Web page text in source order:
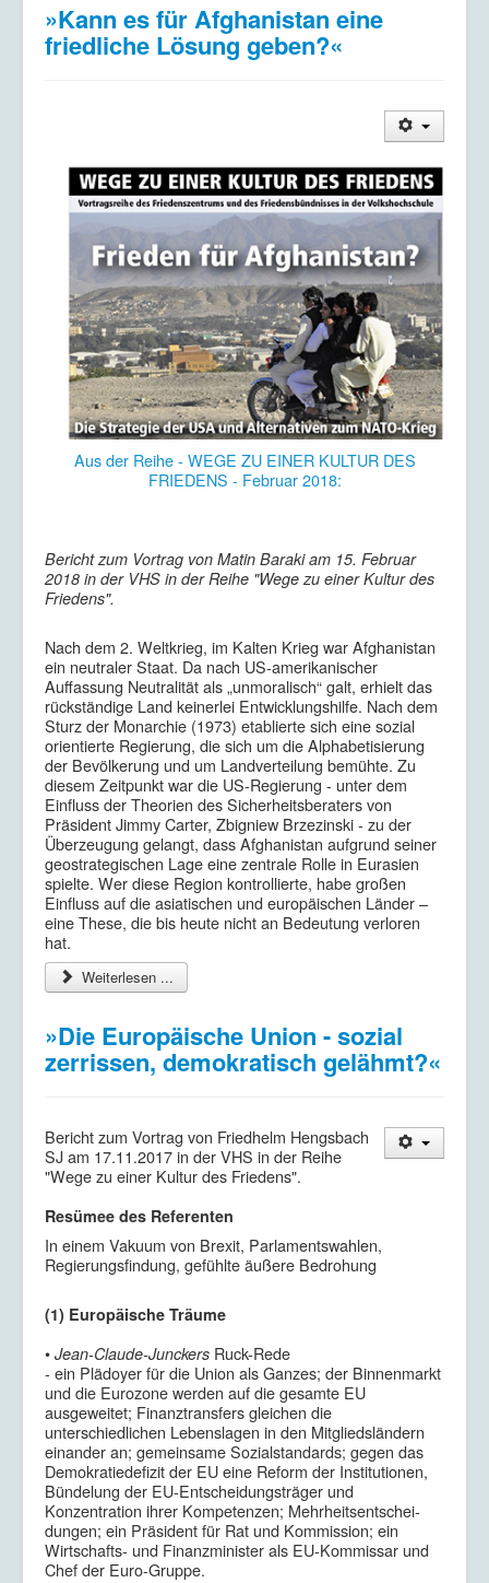
»Kann es für Afghanistan eine
friedliche Lösung geben?«
Aus der Reihe - WEGE ZU EINER KULTUR DES
FRIEDENS - Februar 2018:
Bericht zum Vortrag von Matin Baraki am 15. Februar
2018 in der VHS in der Reihe "Wege zu einer Kultur des
Friedens".
Nach dem 2. Weltkrieg, im Kalten Krieg war Afghanistan
ein neutraler Staat. Da nach US-amerikanischer
Auffassung Neutralität als „unmoralisch“ galt, erhielt das
rückständige Land keinerlei Entwicklungshilfe. Nach dem
Sturz der Monarchie (1973) etablierte sich eine sozial
orientierte Regierung, die sich um die Alphabetisierung
der Bevölkerung und um Landverteilung bemühte. Zu
diesem Zeitpunkt war die US-Regierung - unter dem
Einfluss der Theorien des Sicherheitsberaters von
Präsident Jimmy Carter, Zbigniew Brzezinski - zu der
Überzeugung gelangt, dass Afghanistan aufgrund seiner
geostrategischen Lage eine zentrale Rolle in Eurasien
spielte. Wer diese Region kontrollierte, habe großen
Einfluss auf die asiatischen und europäischen Länder –
eine These, die bis heute nicht an Bedeutung verloren
hat.
Weiterlesen ...
»Die Europäische Union - sozial
zerrissen, demokratisch gelähmt?«
Bericht zum Vortrag von Friedhelm Hengsbach
SJ am 17.11.2017 in der VHS in der Reihe
"Wege zu einer Kultur des Friedens".
Resümee des Referenten
In einem Vakuum von Brexit, Parlamentswahlen,
Regierungsfindung, gefühlte äußere Bedrohung
(1) Europäische Träume
• Jean-Claude-Junckers Ruck-Rede
- ein Plädoyer für die Union als Ganzes; der Binnenmarkt
und die Eurozone werden auf die gesamte EU
ausgeweitet; Finanztransfers gleichen die
unterschiedlichen Lebenslagen in den Mitgliedsländern
einander an; gemeinsame Sozialstandards; gegen das
Demokratiedefizit der EU eine Reform der Institutionen,
Bündelung der EU-Entscheidungsträger und
Konzentration ihrer Kompetenzen; Mehrheits­ent­schei­
dungen; ein Präsident für Rat und Kommission; ein
Wirtschafts- und Finanzminister als EU-Kommissar und
Chef der Euro-Gruppe.